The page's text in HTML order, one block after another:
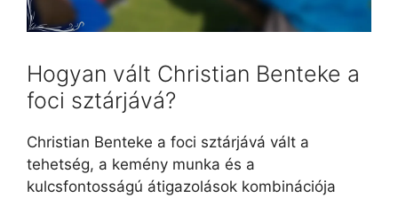
Hogyan vált Christian Benteke a
foci sztárjává?
Christian Benteke a foci sztárjává vált a
tehetség, a kemény munka és a
kulcsfontosságú átigazolások kombinációja